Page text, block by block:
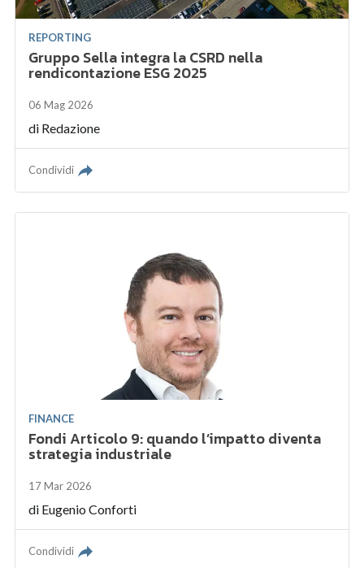
REPORTING
Gruppo Sella integra la CSRD nella
rendicontazione ESG 2025
06 Mag 2026
di Redazione
Condividi
FINANCE
Fondi Articolo 9: quando l’impatto diventa
strategia industriale
17 Mar 2026
di Eugenio Conforti
Condividi